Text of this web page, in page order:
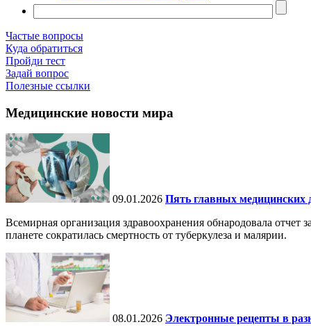
Частые вопросы
Куда обратиться
Пройди тест
Задай вопрос
Полезные ссылки
Медицинские новости мира
09.01.2026 Пять главных медицинских
Всемирная организация здравоохранения обнародовала
планете сократилась смертность от туберкулеза и малярии.
08.01.2026 Электронные рецепты в